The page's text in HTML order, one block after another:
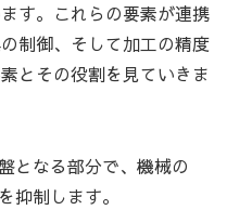
す。これらの要素が連携
制御、そして加工の精度
とその役割を見ていきま
となる部分で、機械の
抑制します。